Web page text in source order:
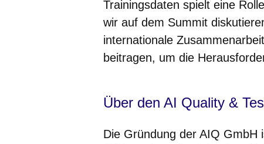
Trainingsdaten spielt eine
wir auf dem Summit
internationale
beitragen, um die
Über den AI Quality &
Die Gründung der AIQ GmbH